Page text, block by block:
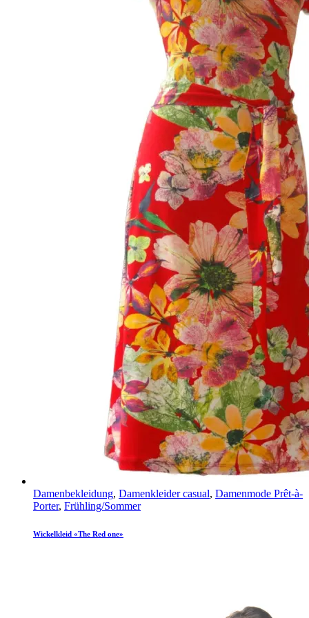
Damenbekleidung, Damenkleider casual, Damenmode Prêt-à-
Porter, Frühling/Sommer
Wickelkleid «The Red one»